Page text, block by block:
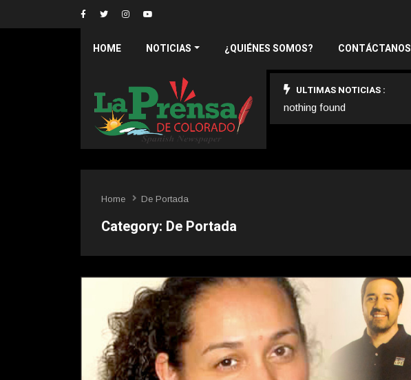
HOME NOTICIAS ¿QUIÉNES SOMOS? CONTÁCTANOS
ULTIMAS NOTICIAS :
nothing found
Home De Portada
Category: De Portada